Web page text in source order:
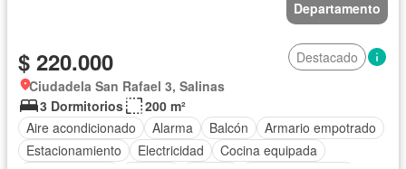
Departamento
$ 220.000
Destacado
Ciudadela San Rafael 3, Salinas
3 Dormitorios
200 m²
Aire acondicionado
Alarma Balcón
Armario empotrado
Estacionamiento
Electricidad
Cocina equipada